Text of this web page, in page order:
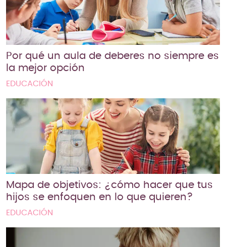
Por qué un aula de deberes no siempre es
la mejor opción
EDUCACIÓN
Mapa de objetivos: ¿cómo hacer que tus
hijos se enfoquen en lo que quieren?
EDUCACIÓN